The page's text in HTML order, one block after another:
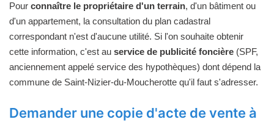
Pour connaître le propriétaire d'un terrain, d'un bâtiment ou
d'un appartement, la consultation du plan cadastral
correspondant n'est d'aucune utilité. Si l'on souhaite obtenir
cette information, c'est au service de publicité foncière (SPF,
anciennement appelé service des hypothèques) dont dépend la
commune de Saint-Nizier-du-Moucherotte qu'il faut s'adresser.
Demander une copie d'acte de vente à